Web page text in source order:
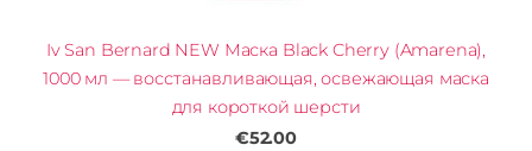
Iv San Bernard NEW Маска Black Cherry (Amarena),
1000 мл — восстанавливающая, освежающая маска
для короткой шерсти
€52.00